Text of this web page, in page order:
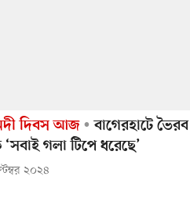
দিবস আজ
বাগেরহাটে ভৈরব
গলা টিপে ধরেছে’
২০২৪